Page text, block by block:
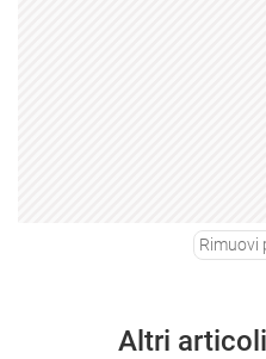
Rimuovi
Altri